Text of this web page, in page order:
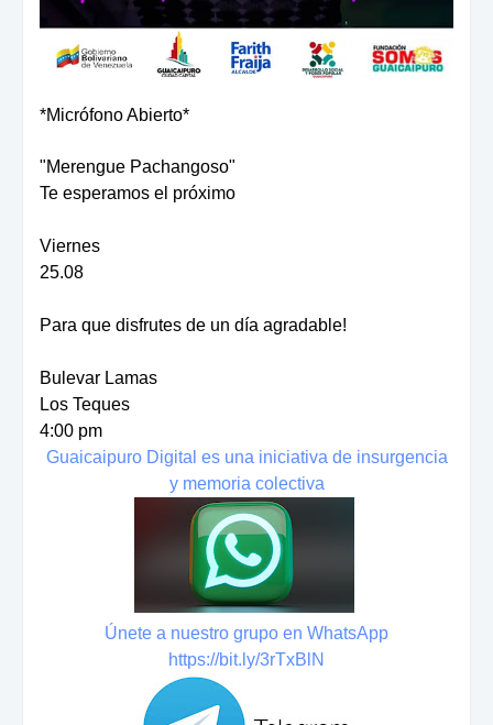
*Micrófono Abierto*
"Merengue Pachangoso"
Te esperamos el próximo
Viernes
25.08
Para que disfrutes de un día agradable!
Bulevar Lamas
Los Teques
4:00 pm
Guaicaipuro Digital es una iniciativa de insurgencia
y memoria colectiva
Únete a nuestro grupo en WhatsApp
https://bit.ly/3rTxBlN